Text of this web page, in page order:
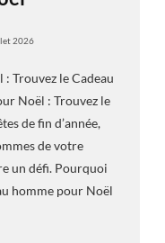
2026
Trouvez le Cadeau
Noël : Trouvez le
de fin d’année,
de votre
un défi. Pourquoi
homme pour Noël